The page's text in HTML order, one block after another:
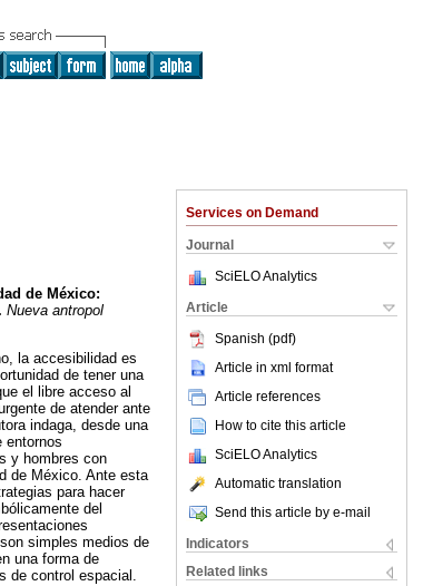
Services on Demand
Journal
SciELO Analytics
Article
Spanish (pdf)
Article in xml format
Article references
How to cite this article
SciELO Analytics
Automatic translation
Send this article by e-mail
Indicators
Related links
de México:
Nueva antropol
la accesibilidad es
de tener una
el libre acceso al
de atender ante
indaga, desde una
entornos
y hombres con
de México. Ante esta
para hacer
del
simples medios de
una forma de
de control espacial.